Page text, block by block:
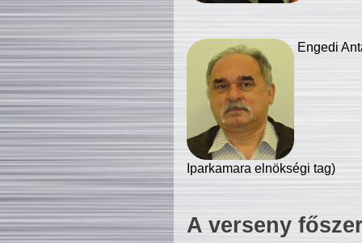
Engedi
Iparkamara elnökségi tag)
A verseny